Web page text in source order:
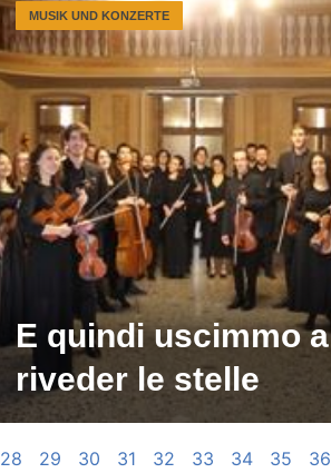
E quindi uscimmo a
riveder le stelle
MUSIK UND KONZERTE
28 29 30 31 32 33 34 35 36